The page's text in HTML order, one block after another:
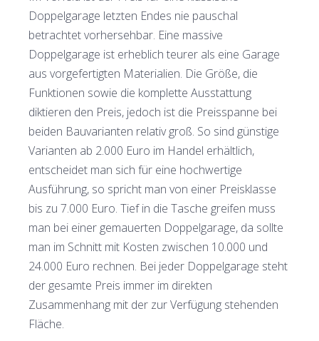
Doppelgarage letzten Endes nie pauschal
betrachtet vorhersehbar. Eine massive
Doppelgarage ist erheblich teurer als eine Garage
aus vorgefertigten Materialien. Die Größe, die
Funktionen sowie die komplette Ausstattung
diktieren den Preis, jedoch ist die Preisspanne bei
beiden Bauvarianten relativ groß. So sind günstige
Varianten ab 2.000 Euro im Handel erhältlich,
entscheidet man sich für eine hochwertige
Ausführung, so spricht man von einer Preisklasse
bis zu 7.000 Euro. Tief in die Tasche greifen muss
man bei einer gemauerten Doppelgarage, da sollte
man im Schnitt mit Kosten zwischen 10.000 und
24.000 Euro rechnen. Bei jeder Doppelgarage steht
der gesamte Preis immer im direkten
Zusammenhang mit der zur Verfügung stehenden
Fläche.